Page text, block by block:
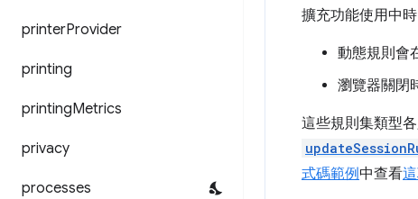
printerProvider
printing
printingMetrics
privacy
processes
擴充功能使用中
動態規則會
瀏覽器關閉
這些規則集類型
式碼範例中查看